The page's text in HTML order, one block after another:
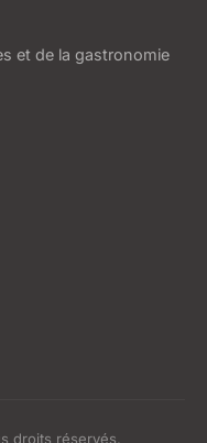
et de la gastronomie
droits réservés.